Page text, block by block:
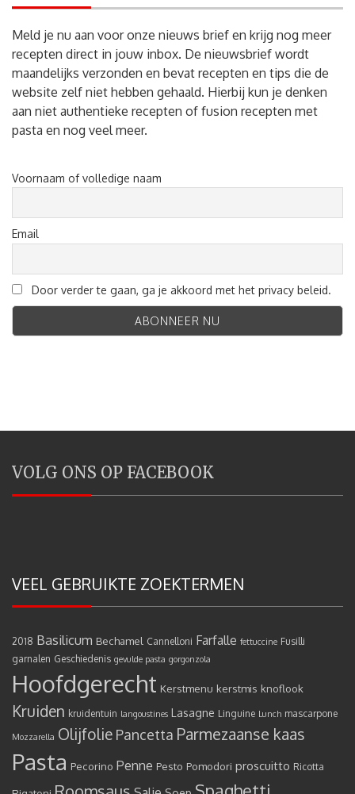
Meld je nu aan voor onze nieuws brief en krijg nog meer
recepten direct in jouw inbox. De nieuwsbrief wordt
maandelijks verzonden en bevat recepten en tips die de
website zelf niet hebben gehaald. Hierbij kun je denken
aan niet authentieke recepten of fusion recepten met
pasta en nog veel meer.
Voornaam of volledige naam
Email
Door verder te gaan, ga je akkoord met het privacy beleid.
VOLG ONS OP FACEBOOK
VEEL GEBRUIKTE ZOEKTERMEN
2018 Basilicum Bechamel Cannelloni Farfalle fettuccine Fusilli
garnalen Geschiedenis gevulde pasta gorgonzola
Hoofdgerecht Kerstmenu kerstmis knoflook
Kruiden kruidentuin langoustines Lasagne Linguine Lunch mascarpone
Mozzarella Olijfolie Pancetta Parmezaanse kaas
Pasta Pecorino Penne Pesto Pomodori proscuitto Ricotta